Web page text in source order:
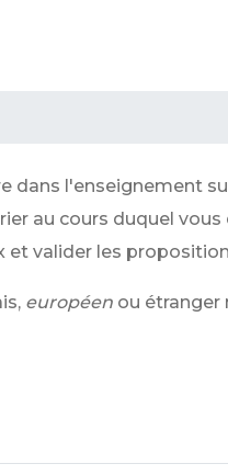
dans l'enseignement
au cours duquel
valider les
européen ou étranger